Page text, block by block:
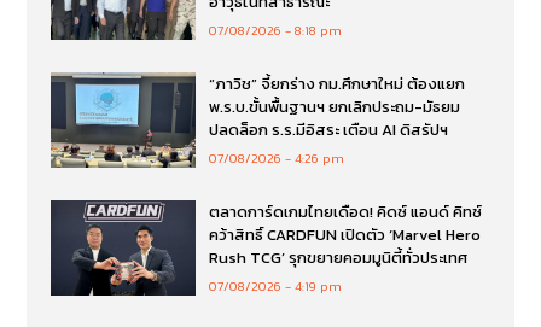
07/08/2026 8:18 pm
“ภาวิช” จี้ยกร่าง กม.ศึกษาใหม่ ต้องแยก
พ.ร.บ.ขั้นพื้นฐานฯ ยกเลิกประถม-มัธยม
ปลดล็อก ร.ร.มีอิสระ เตือน AI ดิสรัปฯ
07/08/2026 4:26 pm
ตลาดการ์ดเกมไทยเดือด! คิดซ์ แอนด์ คิทซ์
คว้าสิทธิ์ CARDFUN เปิดตัว ‘Marvel Hero
Rush TCG’ รุกขยายคอมมูนิตี้ทั่วประเทศ
07/08/2026 4:19 pm